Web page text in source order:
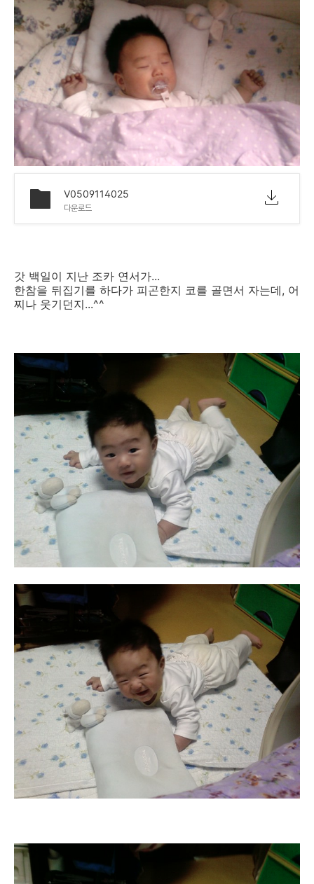
V0509114025
다운로드
갓 백일이 지난 조카 연서가...
한참을 뒤집기를 하다가 피곤한지 코를 골면서 자는데, 어
찌나 웃기던지...^^